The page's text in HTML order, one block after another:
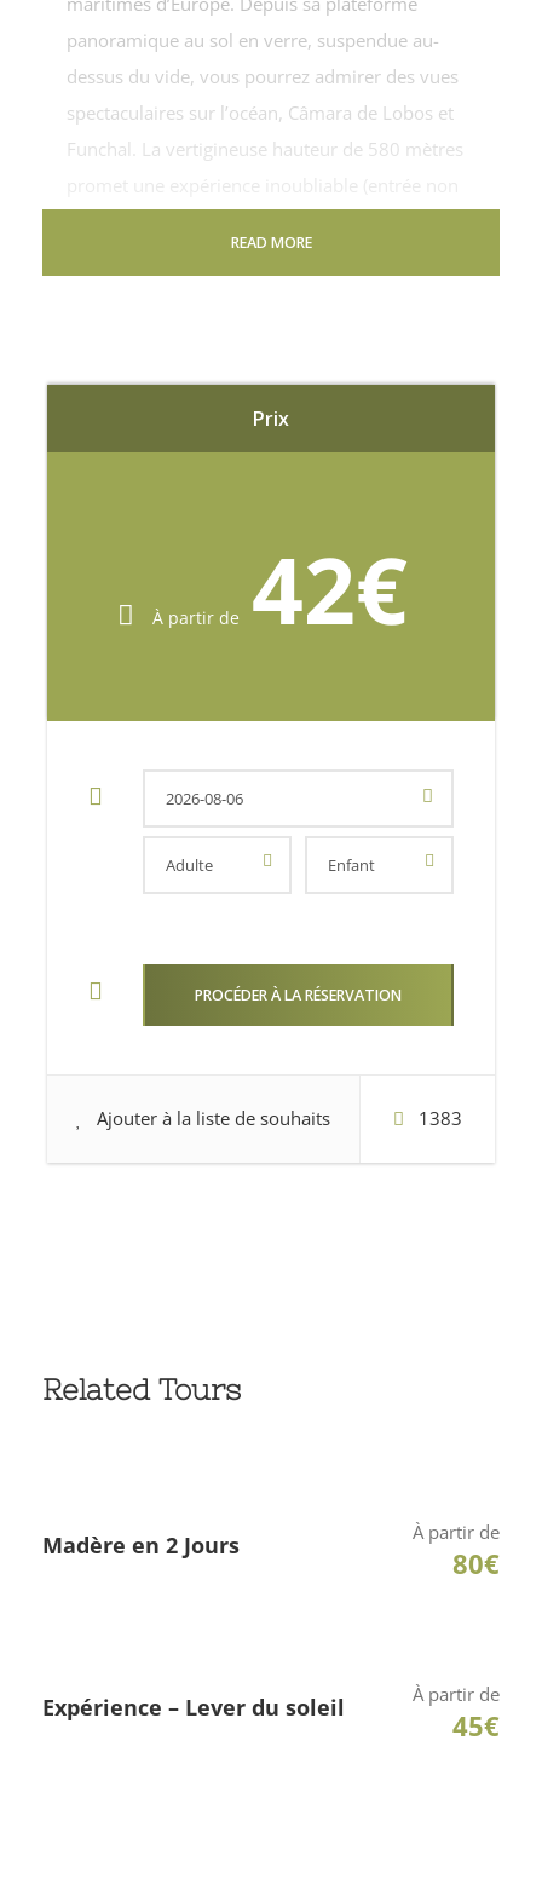
Prix
À partir de 42€
Ajouter à la liste de souhaits 1383
panoramique au sol en verre, suspendue au-
dessus du vide, vous pourrez admirer des vues
spectaculaires sur l’océan, Câmara de Lobos et
Funchal. La vertigineuse hauteur de 580 mètres
Nous continuons vers Ribeira Brava, un village
pour flâner dans ses ruelles paisibles, découvrir
les commerces locaux et savourer l’atmosphère
apaisante du front de mer.
d’altitude. C’est la zone la plus plane de l’île,
offrant des panoramas grandioses sur des
naturelle.
Notre itinéraire se poursuit jusqu’à Porto Moniz,
où nous faisons une pause d’environ deux
heures pour le déjeuner et du temps libre. Vous
pourrez explorer la petite ville ou vous baigner
volcanique, alimentées par l’océan Atlantique.
verdoyantes. Un court arrêt est prévu pour
profiter de ce cadre exceptionnel.
et sud de Madère — une conclusion parfaite
pour cette journée riche en découvertes et en
READ MORE
Related Tours
Madère en 2 Jours À partir de
80€
Expérience – Lever du soleil À partir de
45€